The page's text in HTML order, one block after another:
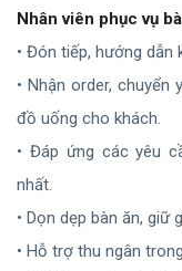
Nhân viên phục vụ
• Đón tiếp, hướng dẫn
• Nhận order,
đồ uống cho khách.
• Đáp ứng các yêu
nhất.
• Dọn dẹp bàn ăn, giữ
• Hỗ trợ thu ngân